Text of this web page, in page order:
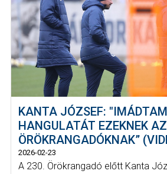
KANTA JÓZSEF:
HANGULATÁT EZEKNEK AZ
ÖRÖKRANGADÓKNAK”
2026-02-23
A 230. Örökrangadó előtt Kanta